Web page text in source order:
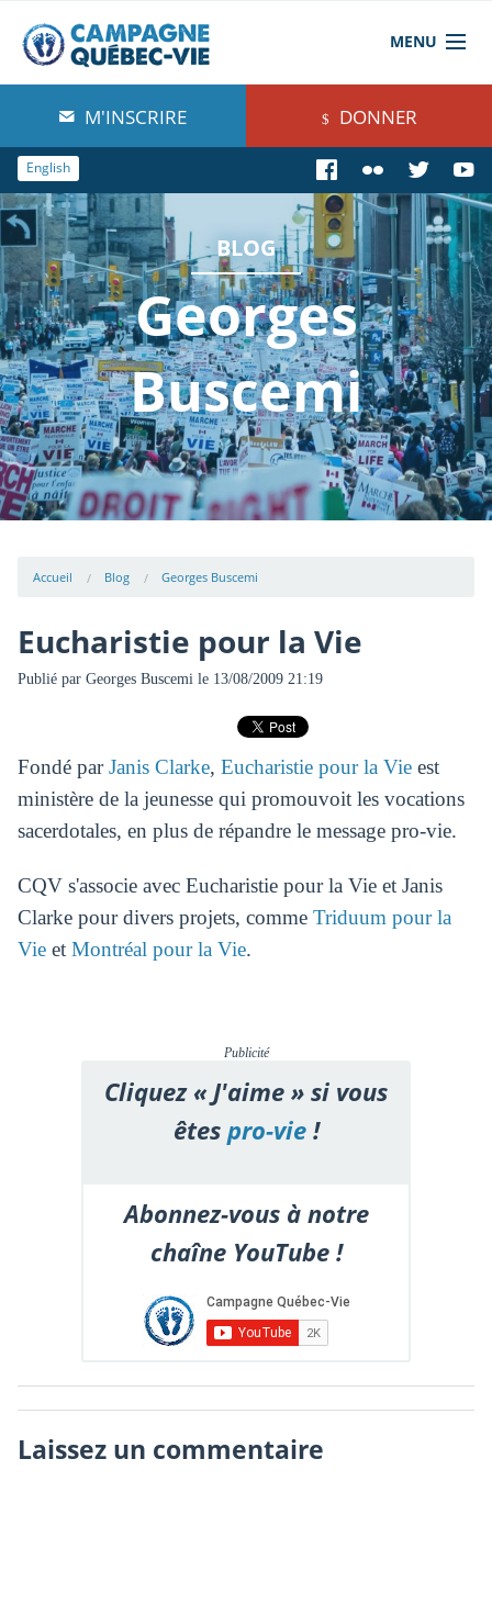
MENU
À propos de nous
Blog
Comprendre
Agir
Boutique
M'INSCRIRE DONNER
English
BLOG
Georges
Buscemi
Accueil Blog Georges Buscemi
Eucharistie pour la Vie
Publié par Georges Buscemile 13/08/2009 21:19
Fondé parJanis Clarke, Eucharistie pour la Vie est
ministère de la jeunesse qui promouvoit les vocations
sacerdotales, en plus de répandre le message pro-vie.
CQV s'associe avec Eucharistie pour la Vie et Janis
Clarke pour divers projets, comme Triduum pour la
Vie et Montréal pour la Vie.
Publicité
Cliquez « J'aime » si vous
êtespro-vie!
Abonnez-vous à notre
chaîne YouTube !
Laissez un commentaire